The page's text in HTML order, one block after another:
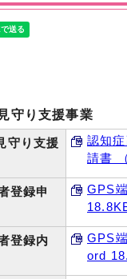
守り支援事業
守り支援
認知
請書
登録申
GPS
登録内
GPS
ord